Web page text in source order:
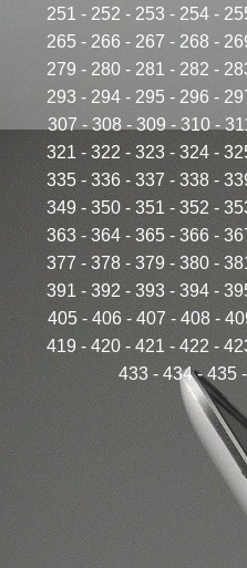
251 - 252 - 253 - 254 -
265 - 266 - 267 - 268 -
279 - 280 - 281 - 282 -
293 - 294 - 295 - 296 -
307 - 308 - 309 - 310-
321 - 322 - 323 - 324 -
335 - 336 - 337 - 338 -
349 - 350 - 351 - 352 -
363 - 364 - 365 - 366 -
377 - 378 - 379 - 380 -
391 - 392 - 393 - 394 -
405- 406- 407 - 408-
419 - 420 - 421 - 422 -
433- 434-435-